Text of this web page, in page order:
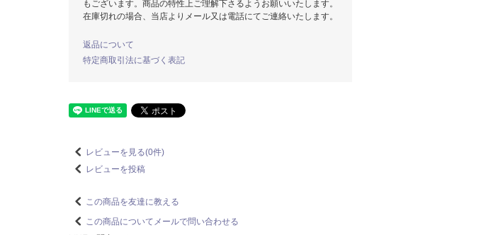
もございます。商品の特性上ご理解下さるようお願いいたします。
在庫切れの場合、当店よりメール又は電話にてご連絡いたします。
返品について
特定商取引法に基づく表記
レビューを見る(0件)
レビューを投稿
この商品を友達に教える
この商品についてメールで問い合わせる